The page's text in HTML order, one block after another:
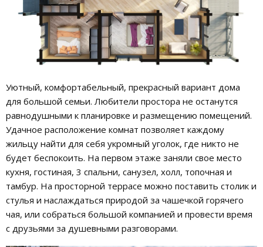
Уютный, комфортабельный, прекрасный вариант дома
для большой семьи. Любители простора не останутся
равнодушными к планировке и размещению помещений.
Удачное расположение комнат позволяет каждому
жильцу найти для себя укромный уголок, где никто не
будет беспокоить. На первом этаже заняли свое место
кухня, гостиная, 3 спальни, санузел, холл, топочная и
тамбур. На просторной террасе можно поставить столик и
стулья и наслаждаться природой за чашечкой горячего
чая, или собраться большой компанией и провести время
с друзьями за душевными разговорами.